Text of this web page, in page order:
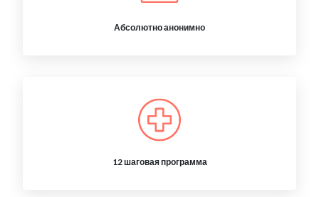
Абсолютно анонимно
12 шаговая программа